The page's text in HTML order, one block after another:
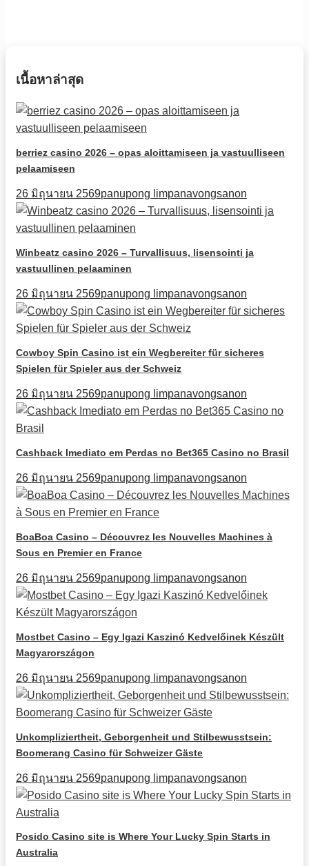
เนื้อหาล่าสุด
berriez casino 2026 – opas aloittamiseen ja vastuulliseen
pelaamiseen
26 มิถุนายน 2569panupong limpanavongsanon
Winbeatz casino 2026 – Turvallisuus, lisensointi ja
vastuullinen pelaaminen
26 มิถุนายน 2569panupong limpanavongsanon
Cowboy Spin Casino ist ein Wegbereiter für sicheres
Spielen für Spieler aus der Schweiz
26 มิถุนายน 2569panupong limpanavongsanon
Cashback Imediato em Perdas no Bet365 Casino no Brasil
26 มิถุนายน 2569panupong limpanavongsanon
BoaBoa Casino – Découvrez les Nouvelles Machines à
Sous en Premier en France
26 มิถุนายน 2569panupong limpanavongsanon
Mostbet Casino – Egy Igazi Kaszinó Kedvelőinek Készült
Magyarországon
26 มิถุนายน 2569panupong limpanavongsanon
Unkompliziertheit, Geborgenheit und Stilbewusstsein:
Boomerang Casino für Schweizer Gäste
26 มิถุนายน 2569panupong limpanavongsanon
Posido Casino site is Where Your Lucky Spin Starts in
Australia